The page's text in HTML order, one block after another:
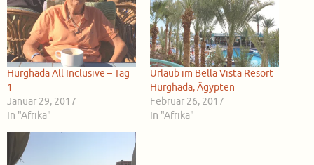
Hurghada All Inclusive – Tag
1
Januar 29, 2017
In "Afrika"
Urlaub im Bella Vista Resort
Hurghada, Ägypten
Februar 26, 2017
In "Afrika"